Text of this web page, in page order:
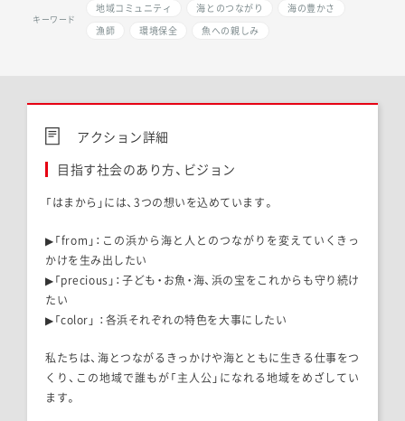
キーワード
地域コミュニティ 海とのつながり
海の豊かさ
漁師
環境保全 魚への親しみ
アクション詳細
目指す社会のあり方、ビジョン
「はまから」には、 3つの想いを込めています。
▶「from 」：この浜から海と人とのつながりを変えていくきっ
かけを生み出したい
▶「precious 」：子ども・お魚・海、浜の宝をこれからも守り続け
たい
▶「color 」 ：各浜それぞれの特色を大事にしたい
私たちは、海とつながるきっかけや海とともに生きる仕事をつ
くり、この地域で誰もが「主人公」になれる地域をめざしてい
ます。